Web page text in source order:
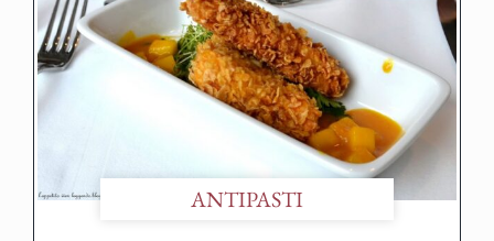
ANTIPASTI